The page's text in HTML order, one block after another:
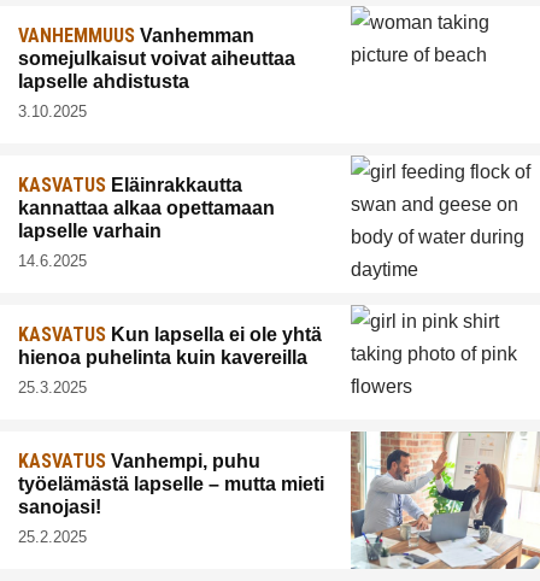
VANHEMMUUS Vanhemman
somejulkaisut voivat aiheuttaa
lapselle ahdistusta
3.10.2025
KASVATUS Eläinrakkautta
kannattaa alkaa opettamaan
lapselle varhain
14.6.2025
KASVATUS Kun lapsella ei ole yhtä
hienoa puhelinta kuin kavereilla
25.3.2025
KASVATUS Vanhempi, puhu
työelämästä lapselle – mutta mieti
sanojasi!
25.2.2025